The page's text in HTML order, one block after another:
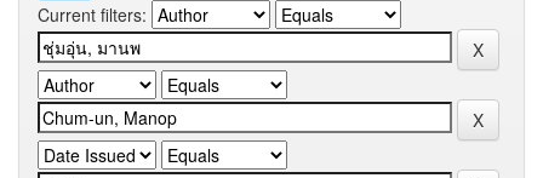
Current filters: